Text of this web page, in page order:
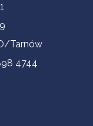
Tarnów
4744